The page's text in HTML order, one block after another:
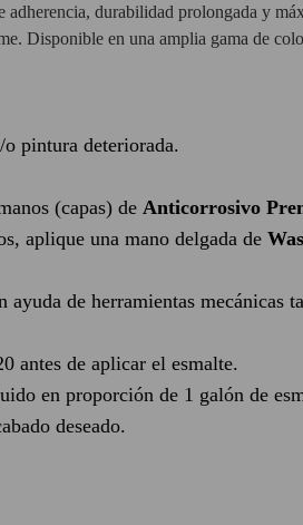
durabilidad prolongada y
Disponible en una amplia gama de
pintura deteriorada.
(capas) de Anticorrosivo
aplique una mano delgada de
de herramientas mecánicas
antes de aplicar el esmalte.
en proporción de 1 galón de
deseado.